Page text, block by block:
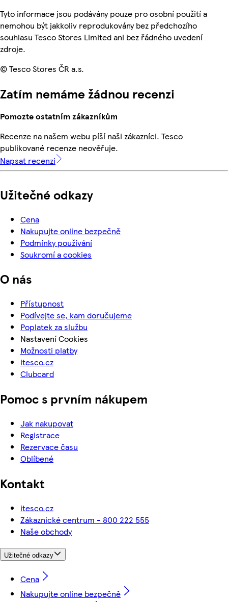
Tyto informace jsou podávány pouze pro osobní použití a
nemohou být jakkoliv reprodukovány bez předchozího
souhlasu Tesco Stores Limited ani bez řádného uvedení
zdroje.
© Tesco Stores ČR a.s.
Zatím nemáme žádnou recenzi
Pomozte ostatním zákazníkům
Recenze na našem webu píší naši zákazníci. Tesco
publikované recenze neověřuje.
Napsat recenzi
Užitečné odkazy
Cena
Nakupujte online bezpečně
Podmínky používání
Soukromí a cookies
O nás
Přístupnost
Podívejte se, kam doručujeme
Poplatek za službu
Nastavení Cookies
Možnosti platby
itesco.cz
Clubcard
Pomoc s prvním nákupem
Jak nakupovat
Registrace
Rezervace času
Oblíbené
Kontakt
itesco.cz
Zákaznické centrum - 800 222 555
Naše obchody
Užitečné odkazy
Cena
Nakupujte online bezpečně